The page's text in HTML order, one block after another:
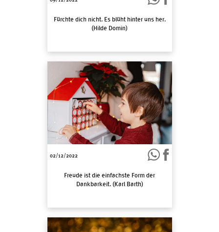
Fürchte dich nicht. Es blüht hinter uns her.
(Hilde Domin)
02/12/2022
Freude ist die einfachste Form der
Dankbarkeit. (Karl Barth)